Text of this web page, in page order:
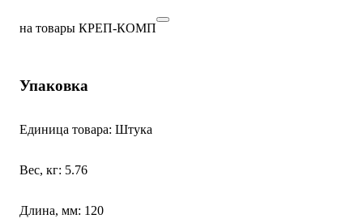
на товары КРЕП-КОМП
Упаковка
Единица товара: Штука
Вес, кг: 5.76
Длина, мм: 120